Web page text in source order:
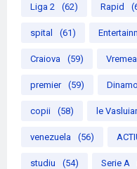
Liga 2 (62) Rapid
spital (61)
Craiova (59) Vremea
premier (59) Dinamo
copii (58) le
venezuela (56)
studiu (54) Serie A